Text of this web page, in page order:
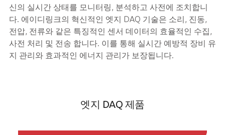
신의 실시간 상태를 모니터링, 분석하고 사전에 조치합니
다. 에이디링크의 혁신적인 엣지 DAQ 기술은 소리, 진동,
전압, 전류와 같은 특징적인 센서 데이터의 효율적인 수집,
사전 처리 및 전송 합니다. 이를 통해 실시간 예방적 장비 유
지 관리와 효과적인 에너지 관리가 보장됩니다.
엣지 DAQ 제품